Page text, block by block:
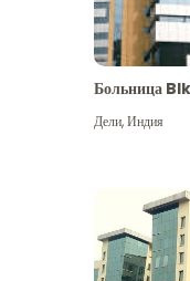
Больница
Дели,Индия